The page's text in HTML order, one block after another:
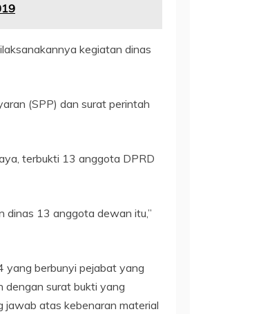
kegiatan dinas
(SPP) dan surat perintah
terbukti 13 anggota DPRD
dinas 13 anggota dewan itu,”
yang berbunyi pejabat yang
dengan surat bukti yang
jawab atas kebenaran material